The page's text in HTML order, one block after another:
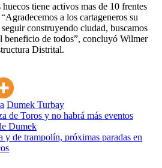
tiene activos mas de 10 frentes
a los cartageneros su
construyendo ciudad, buscamos
beneficio de todos”, concluyó Wilmer
Distrital.
Dumek Turbay
de Toros y no habrá más eventos
Dumek
y de trampolín, próximas paradas en